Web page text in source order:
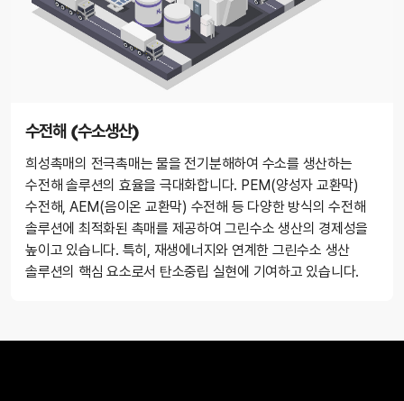
수전해 (수소생산)
희성촉매의 전극촉매는 물을 전기분해하여 수소를 생산하는
수전해 솔루션의 효율을 극대화합니다. PEM(양성자 교환막)
수전해, AEM(음이온 교환막) 수전해 등 다양한 방식의 수전해
솔루션에 최적화된 촉매를 제공하여 그린수소 생산의 경제성을
높이고 있습니다. 특히, 재생에너지와 연계한 그린수소 생산
솔루션의 핵심 요소로서 탄소중립 실현에 기여하고 있습니다.